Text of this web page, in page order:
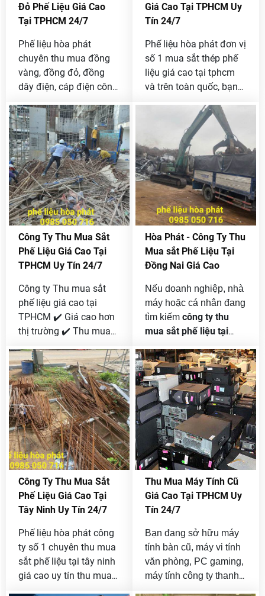
Đỏ Phế Liệu Giá Cao
Tại TPHCM 24/7
Phế liệu hòa phát
chuyên thu mua đồng
vàng, đồng đỏ, đồng
dây điện, cáp điện công
và các tỉnh lân cận, bạn
đang có đồng phế liệu
muốn bán được giá cao
thì liên hệ ngay với
chúng tôi [ 0985 050
716 ]
Giá Cao Tại TPHCM Uy
Tín 24/7
Phế liệu hòa phát đơn vị
số 1 mua sắt thép phế
liệu giá cao tại tphcm
và trên toàn quốc, bạn
thép cần bán liên hệ
ngay với chúng tôi qua
Hotline 0985 050 716
để được báo giá nhanh.
Công Ty Thu Mua Sắt
Phế Liệu Giá Cao Tại
TPHCM Uy Tín 24/7
Công ty Thu mua sắt
phế liệu giá cao tại
TPHCM ✔️ Giá cao hơn
thị trường ✔️ Thu mua
chuẩn – thanh toán
ngay. Phế Liệu Hòa
Phát chuyên mua sắt
công trình, nhà xưởng,
máy móc cũ uy tín.
Hotline 0985 050 716.
Hòa Phát - Công Ty Thu
Mua sắt Phế Liệu Tại
Đồng Nai Giá Cao
Nếu doanh nghiệp, nhà
máy hoặc cá nhân đang
tìm kiếm công ty thu
mua sắt phế liệu tại
Liệu Hòa Phát là lựa
chọn được nhiều khách
hàng tin tưởng nhờ quy
trình chuyên nghiệp,
báo giá minh bạch và
thu mua tận nơi 24/7.
Công Ty Thu Mua Sắt
Phế Liệu Giá Cao Tại
Tây Ninh Uy Tín 24/7
Phế liệu hòa phát công
ty số 1 chuyên thu mua
sắt phế liệu tại tây ninh
giá cao uy tín thu mua
Thu Mua Máy Tính Cũ
Giá Cao Tại TPHCM Uy
Tín 24/7
Bạn đang sở hữu máy
tính bàn cũ, máy vi tính
văn phòng, PC gaming,
máy tính công ty thanh